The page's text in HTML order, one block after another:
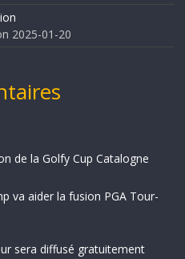
2025-01-20
de la Golfy Cup Catalogne
va aider la fusion PGA Tour-
sera diffusé gratuitement